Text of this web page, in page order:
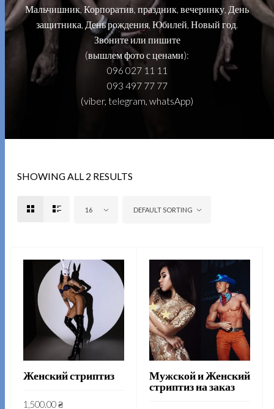
Мальчишник, Корпоратив, праздник, вечеринку, День
защитника, День рождения, Юбилей, Новый год.
Звоните или пишите
(вышлем фото с ценами):
096 027 11 11
093 497 77 77
(viber, telegram, whatsApp)
SHOWING ALL 2 RESULTS
16 DEFAULT SORTING
Женский стриптиз
1,500.00₴
Мужской и Женский
стриптиз на заказ